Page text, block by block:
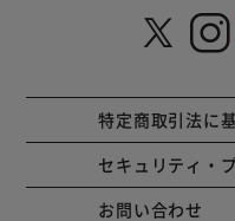
特定商取引法に
セキュリティ・
お問い合わせ